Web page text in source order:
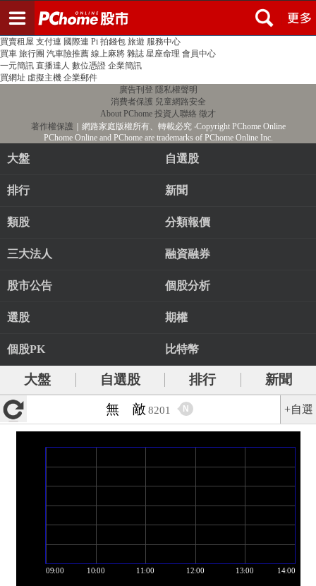
PChome首頁 線上購物 24h購物 書店
買賣租屋 支付連 國際連 Pi 拍錢包 旅遊 服務中心
買車 旅行團 汽車險推薦 線上麻將 雜誌 星座命理 會員中心
一元簡訊 直播達人 數位憑證 企業簡訊
買網址 虛擬主機 企業郵件
廣告刊登 隱私權聲明
消費者保護 兒童網路安全
About PChome 投資人聯絡 徵才
著作權保護 ｜網路家庭版權所有、轉載必究‧Copyright PChome Online
PChome Online and PChome are trademarks of PChome Online Inc.
大盤 自選股
排行 新聞
類股 分類報價
三大法人 融資融券
股市公告 個股分析
選股 期權
個股PK 比特幣
大盤 自選股 排行
新聞
無 敵 8201 N +自選